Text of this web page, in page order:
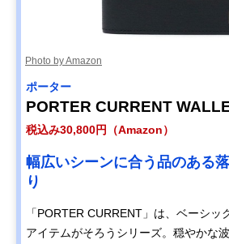
Photo by Amazon
ポーター
PORTER CURRENT
税込み30,800円（Amazon）
幅広いシーンに合う品のある
り
「PORTER CURRENT」は、ベーシッ
アイテムがそろうシリーズ。穏やかな